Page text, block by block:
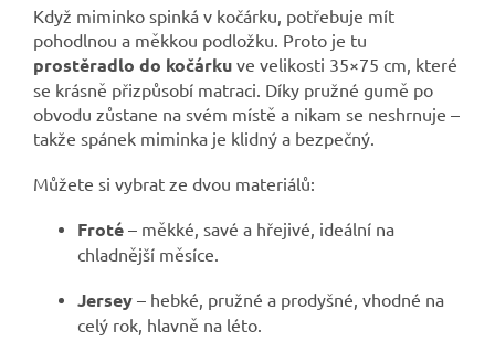
Když miminko spinká v kočárku, potřebuje mít
pohodlnou a měkkou podložku. Proto je tu
prostěradlo do kočárku ve velikosti 35×75 cm, které
se krásně přizpůsobí matraci. Díky pružné gumě po
obvodu zůstane na svém místě a nikam se neshrnuje –
takže spánek miminka je klidný a bezpečný.
Můžete si vybrat ze dvou materiálů:
Froté – měkké, savé a hřejivé, ideální na
chladnější měsíce.
Jersey – hebké, pružné a prodyšné, vhodné na
celý rok, hlavně na léto.